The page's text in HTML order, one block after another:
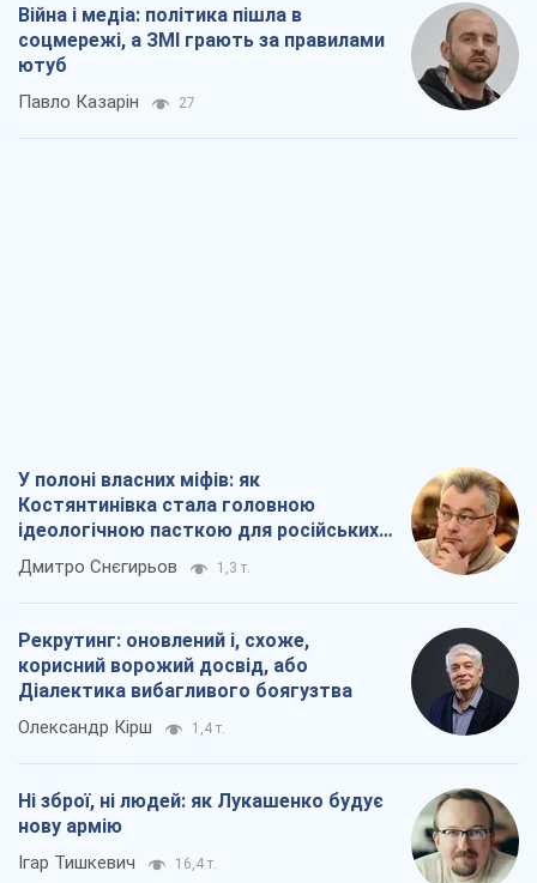
Війна і медіа: політика пішла в
соцмережі, а ЗМІ грають за правилами
ютуб
Павло Казарін 27
У полоні власних міфів: як
Костянтинівка стала головною
ідеологічною пасткою для російських
окупантів
Дмитро Снєгирьов 1,3 т.
Рекрутинг: оновлений і, схоже,
корисний ворожий досвід, або
Діалектика вибагливого боягузтва
Олександр Кірш 1,4 т.
Ні зброї, ні людей: як Лукашенко будує
нову армію
Ігар Тишкевич 16,4 т.